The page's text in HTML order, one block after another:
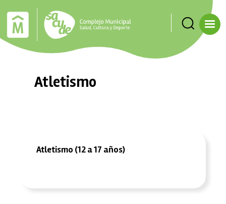
Pasar al contenido principal
Atletismo
Atletismo (12 a 17 años)